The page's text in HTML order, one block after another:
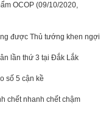
OCOP (09/10/2020,
được Thủ tướng khen ngợi
lần thứ 3 tại Đắk Lắk
số 5 cận kề
chết nhanh chết chậm